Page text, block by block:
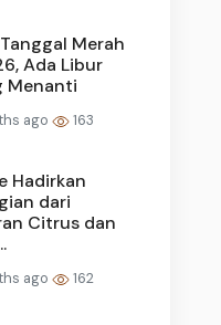
Merah
Ada Libur
Menanti
ago 163
Hadirkan
dari
Citrus dan
ago 162